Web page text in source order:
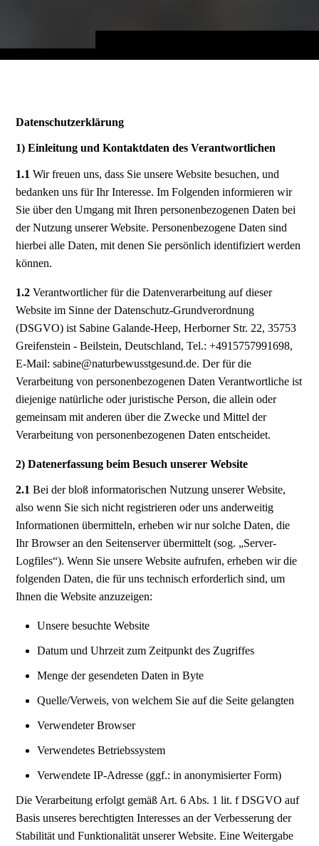
Datenschutzerklärung
1) Einleitung und Kontaktdaten des Verantwortlichen
1.1 Wir freuen uns, dass Sie unsere Website besuchen, und
bedanken uns für Ihr Interesse. Im Folgenden informieren wir
Sie über den Umgang mit Ihren personenbezogenen Daten bei
der Nutzung unserer Website. Personenbezogene Daten sind
hierbei alle Daten, mit denen Sie persönlich identifiziert werden
können.
1.2 Verantwortlicher für die Datenverarbeitung auf dieser
Website im Sinne der Datenschutz-Grundverordnung
(DSGVO) ist Sabine Galande-Heep, Herborner Str. 22, 35753
Greifenstein - Beilstein, Deutschland, Tel.: +4915757991698,
E-Mail: sabine@naturbewusstgesund.de. Der für die
Verarbeitung von personenbezogenen Daten Verantwortliche ist
diejenige natürliche oder juristische Person, die allein oder
gemeinsam mit anderen über die Zwecke und Mittel der
Verarbeitung von personenbezogenen Daten entscheidet.
2) Datenerfassung beim Besuch unserer Website
2.1 Bei der bloß informatorischen Nutzung unserer Website,
also wenn Sie sich nicht registrieren oder uns anderweitig
Informationen übermitteln, erheben wir nur solche Daten, die
Ihr Browser an den Seitenserver übermittelt (sog. „Server-
Logfiles“). Wenn Sie unsere Website aufrufen, erheben wir die
folgenden Daten, die für uns technisch erforderlich sind, um
Ihnen die Website anzuzeigen:
Unsere besuchte Website
Datum und Uhrzeit zum Zeitpunkt des Zugriffes
Menge der gesendeten Daten in Byte
Quelle/Verweis, von welchem Sie auf die Seite gelangten
Verwendeter Browser
Verwendetes Betriebssystem
Verwendete IP-Adresse (ggf.: in anonymisierter Form)
Die Verarbeitung erfolgt gemäß Art. 6 Abs. 1 lit. f DSGVO auf
Basis unseres berechtigten Interesses an der Verbesserung der
Stabilität und Funktionalität unserer Website. Eine Weitergabe